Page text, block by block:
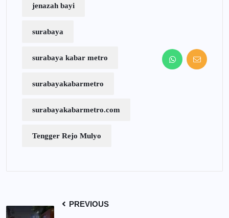
jenazah bayi
surabaya
surabaya kabar metro
surabayakabarmetro
surabayakabarmetro.com
Tengger Rejo Mulyo
PREVIOUS